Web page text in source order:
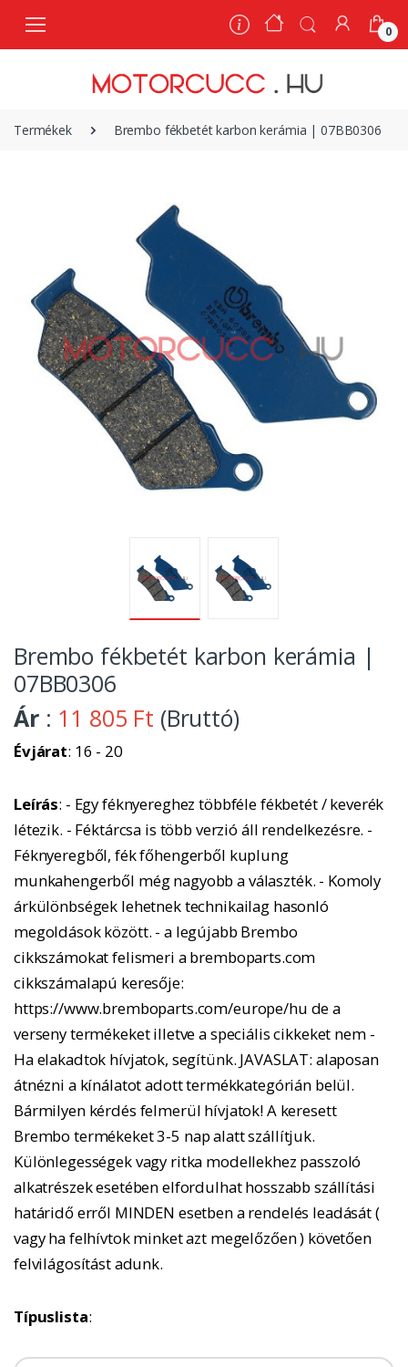
0
Termékek Brembo fékbetét karbon kerámia | 07BB0306
Brembo fékbetét karbon kerámia |
07BB0306
Ár : 11 805 Ft (Bruttó)
Évjárat: 16 - 20
Leírás: - Egy féknyereghez többféle fékbetét / keverék
létezik. - Féktárcsa is több verzió áll rendelkezésre. -
Féknyeregből, fék főhengerből kuplung
munkahengerből még nagyobb a választék. - Komoly
árkülönbségek lehetnek technikailag hasonló
megoldások között. - a legújabb Brembo
cikkszámokat felismeri a bremboparts.com
cikkszámalapú keresője:
https://www.bremboparts.com/europe/hu de a
verseny termékeket illetve a speciális cikkeket nem -
Ha elakadtok hívjatok, segítünk. JAVASLAT: alaposan
átnézni a kínálatot adott termékkategórián belül.
Bármilyen kérdés felmerül hívjatok! A keresett
Brembo termékeket 3-5 nap alatt szállítjuk.
Különlegességek vagy ritka modellekhez passzoló
alkatrészek esetében elfordulhat hosszabb szállítási
határidő erről MINDEN esetben a rendelés leadását (
vagy ha felhívtok minket azt megelőzően ) követően
felvilágosítást adunk.
Típuslista:
0